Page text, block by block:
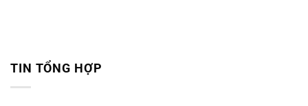
TIN TỔNG HỢP